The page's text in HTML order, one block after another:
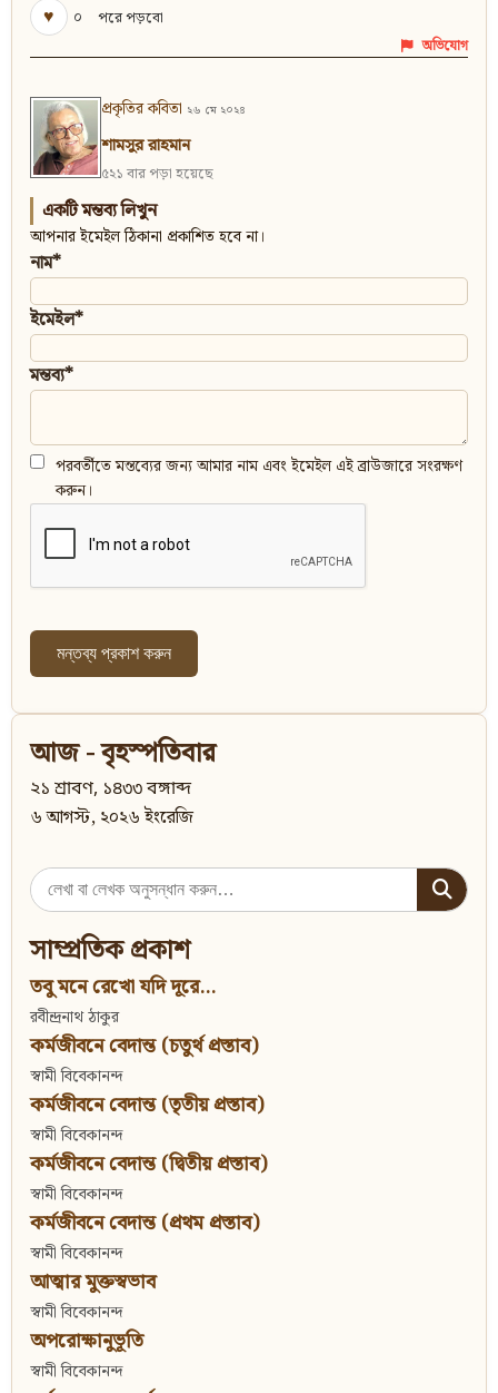
♥
০ পরে পড়বো
অভিযোগ
প্রকৃতির কবিতা ২৬ মে ২০২৪
শামসুর রাহমান
৫২১ বার পড়া হয়েছে
একটি মন্তব্য লিখুন
আপনার ইমেইল ঠিকানা প্রকাশিত হবে না।
নাম*
ইমেইল*
মন্তব্য*
পরবর্তীতে মন্তব্যের জন্য আমার নাম এবং ইমেইল এই ব্রাউজারে সংরক্ষণ
করুন।
আজ - বৃহস্পতিবার
২১ শ্রাবণ, ১৪৩৩ বঙ্গাব্দ
৬ আগস্ট, ২০২৬ ইংরেজি
Search
for:
সাম্প্রতিক প্রকাশ
তবু মনে রেখো যদি দূরে...
রবীন্দ্রনাথ ঠাকুর
কর্মজীবনে বেদান্ত (চতুর্থ প্রস্তাব)
স্বামী বিবেকানন্দ
কর্মজীবনে বেদান্ত (তৃতীয় প্রস্তাব)
স্বামী বিবেকানন্দ
কর্মজীবনে বেদান্ত (দ্বিতীয় প্রস্তাব)
স্বামী বিবেকানন্দ
কর্মজীবনে বেদান্ত (প্রথম প্রস্তাব)
স্বামী বিবেকানন্দ
আত্মার মুক্তস্বভাব
স্বামী বিবেকানন্দ
অপরোক্ষানুভূতি
স্বামী বিবেকানন্দ